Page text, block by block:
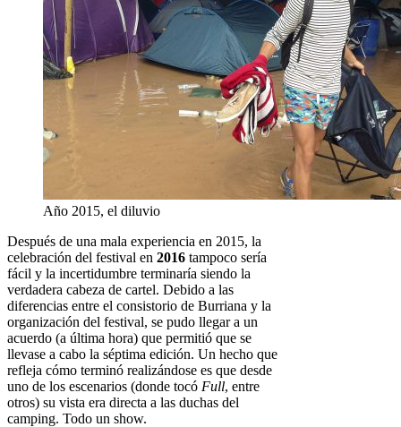
Año 2015, el diluvio
Después de una mala experiencia en 2015, la
celebración del festival en 2016 tampoco sería
fácil y la incertidumbre terminaría siendo la
verdadera cabeza de cartel. Debido a las
diferencias entre el consistorio de Burriana y la
organización del festival, se pudo llegar a un
acuerdo (a última hora) que permitió que se
llevase a cabo la séptima edición. Un hecho que
refleja cómo terminó realizándose es que desde
uno de los escenarios (donde tocó Full, entre
otros) su vista era directa a las duchas del
camping. Todo un show.